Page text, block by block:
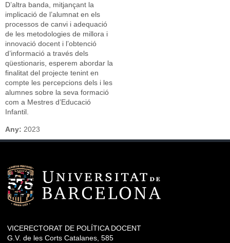
D’altra banda, mitjançant la
implicació de l’alumnat en els
processos de canvi i adequació
de les metodologies de millora i
innovació docent i l’obtenció
d’informació a través dels
qüestionaris, esperem abordar la
finalitat del projecte tenint en
compte les percepcions dels i les
alumnes sobre la seva formació
com a Mestres d’Educació
Infantil.
Any: 2023
VICERECTORAT DE POLÍTICA DOCENT
G.V. de les Corts Catalanes, 585